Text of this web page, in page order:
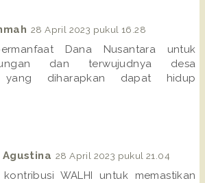
28 April 2023 pukul 16.28
Dana Nusantara untuk
dan terwujudnya desa
yang diharapkan dapat hidup
Agustina 28 April 2023 pukul 21.04
WALHI untuk memastikan